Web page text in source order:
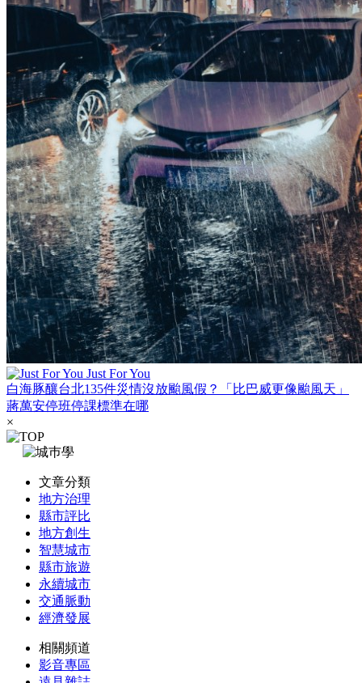
Just For You
白海豚釀台北135件災情沒放颱風假？「比巴威更像颱風天」
蔣萬安停班停課標準在哪
×
文章分類
地方治理
縣市評比
地方創生
智慧城市
縣市旅遊
永續城市
交通脈動
經濟發展
相關頻道
影音專區